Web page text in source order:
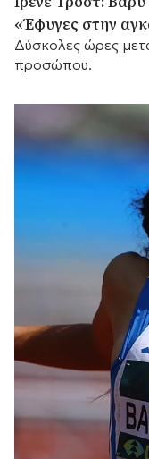
«Έφυγες στην
Δύσκολες ώρες
προσώπου.